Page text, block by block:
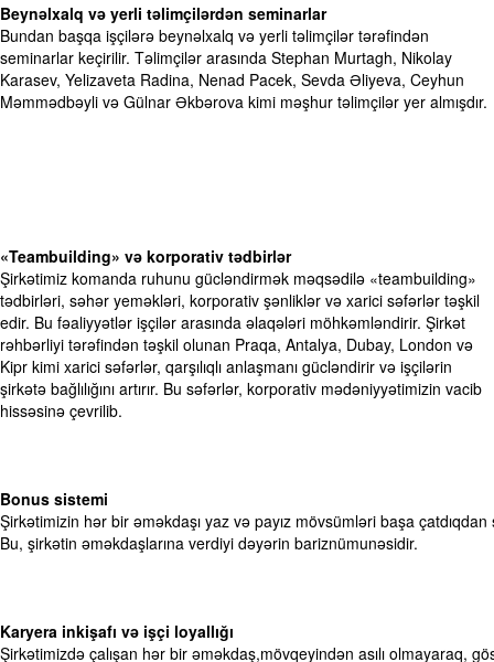
Beynəlxalq və yerli təlimçilərdən seminarlar​
Bundan başqa işçilərə beynəlxalq və yerli təlimçilər tərəfindən
seminarlar keçirilir. Təlimçilər arasında Stephan Murtagh, Nikolay
Karasev, Yelizaveta Radina, Nenad Pacek, Sevda Əliyeva, Ceyhun
Məmmədbəyli və Gülnar Əkbərova kimi məşhur təlimçilər yer almışdır. ​
«Teambuilding» və korporativ tədbirlər​
Şirkətimiz komanda ruhunu gücləndirmək məqsədilə «teambuilding»
tədbirləri, səhər yeməkləri, korporativ şənliklər və xarici səfərlər təşkil
edir. Bu fəaliyyətlər işçilər arasında əlaqələri möhkəmləndirir. Şirkət
rəhbərliyi tərəfindən təşkil olunan Praqa, Antalya, Dubay, London və
Kipr kimi xarici səfərlər, qarşılıqlı anlaşmanı gücləndirir və işçilərin
şirkətə bağlılığını artırır. Bu səfərlər, korporativ mədəniyyətimizin vacib
hissəsinə çevrilib.​
Bonus sistemi​
Şirkətimizin hər bir əməkdaşı yaz və payız mövsümləri başa çatdıqdan
Bu, şirkətin əməkdaşlarına verdiyi dəyərin bariznümunəsidir.​
Karyera inkişafı və işçi loyallığı​
Şirkətimizdə çalışan hər bir əməkdaş,mövqeyindən asılı olmayaraq,